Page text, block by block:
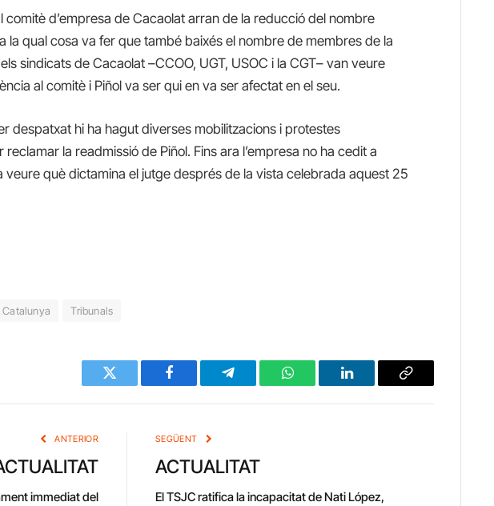
comitè d’empresa de Cacaolat arran de la reducció del nombre
la qual cosa va fer que també baixés el nombre de membres de la
sindicats de Cacaolat –CCOO, UGT, USOC i la CGT– van veure
al comitè i Piñol va ser qui en va ser afectat en el seu.
despatxat hi ha hagut diverses mobilitzacions i protestes
la readmissió de Piñol. Fins ara l’empresa no ha cedit a
veure què dictamina el jutge després de la vista celebrada aquest 25
Tribunals
Twitter Facebook Telegram WhatsAppLinkedIn Copy
ANTERIOR
immediat del
SEGÜENT
ACTUALITAT
El TSJC ratifica la incapacitat de Nati López,